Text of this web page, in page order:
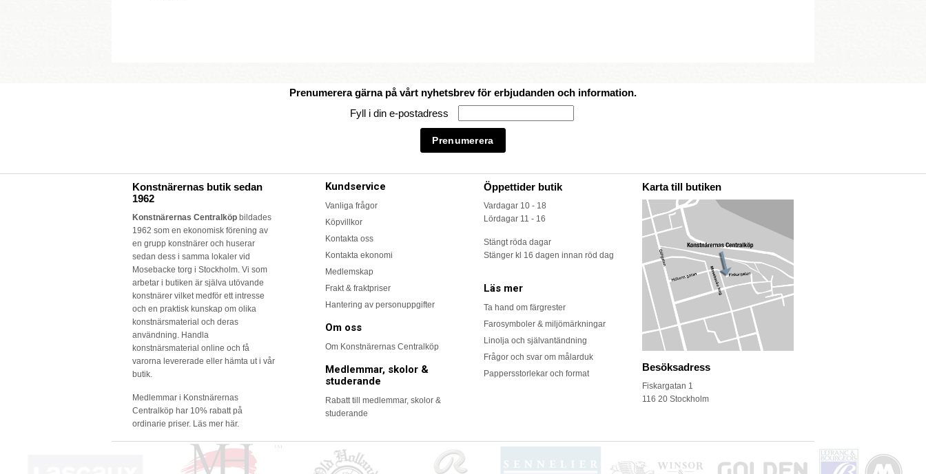
Prenumerera gärna på vårt nyhetsbrev för erbjudanden och information.
Fyll i din e-postadress
Konstnärernas butik sedan
1962
Konstnärernas Centralköp bildades
1962 som en ekonomisk förening av
en grupp konstnärer och huserar
sedan dess i samma lokaler vid
Mosebacke torg i Stockholm. Vi som
arbetar i butiken är själva utövande
konstnärer vilket medför ett intresse
och en praktisk kunskap om olika
konstnärsmaterial och deras
användning. Handla
konstnärsmaterial online och få
varorna levererade eller hämta ut i vår
butik.
Medlemmar i Konstnärernas
Centralköp har 10% rabatt på
ordinarie priser. Läs mer här.
Kundservice
Vanliga frågor
Köpvillkor
Kontakta oss
Kontakta ekonomi
Medlemskap
Frakt & fraktpriser
Hantering av personuppgifter
Om oss
Om Konstnärernas Centralköp
Medlemmar, skolor &
studerande
Rabatt till medlemmar, skolor &
studerande
Öppettider butik
Vardagar 10 - 18
Lördagar 11 - 16
Stängt röda dagar
Stänger kl 16 dagen innan röd dag
Läs mer
Ta hand om färgrester
Farosymboler & miljömärkningar
Linolja och självantändning
Frågor och svar om målarduk
Pappersstorlekar och format
Karta till butiken
Besöksadress
Fiskargatan 1
116 20 Stockholm